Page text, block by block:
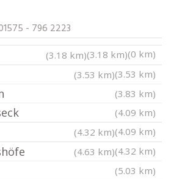
- 796 2223
(0 km)
(3.18 km)
(3.18 km)
(3.53 km)
(3.53 km)
(3.83 km)
(4.09 km)
(4.09 km)
(4.32 km)
(4.32 km)
(4.63 km)
(5.03 km)